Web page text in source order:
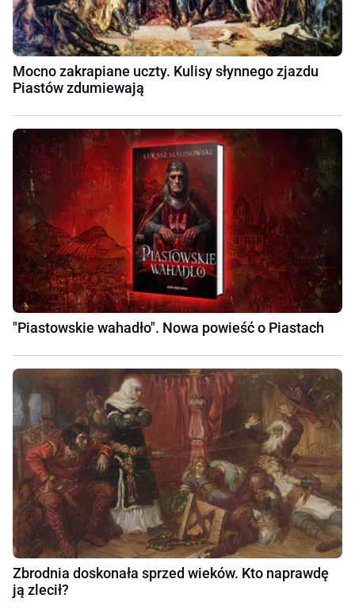
Mocno zakrapiane uczty. Kulisy słynnego zjazdu
Piastów zdumiewają
"Piastowskie wahadło". Nowa powieść o Piastach
Zbrodnia doskonała sprzed wieków. Kto naprawdę
ją zlecił?